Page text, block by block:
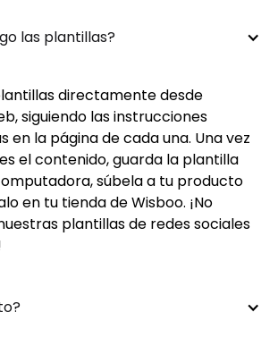
las plantillas?
directamente desde
siguiendo las instrucciones
en la página de cada una. Una vez
el contenido, guarda la plantilla
súbela a tu producto
en tu tienda de Wisboo. ¡No
plantillas de redes sociales